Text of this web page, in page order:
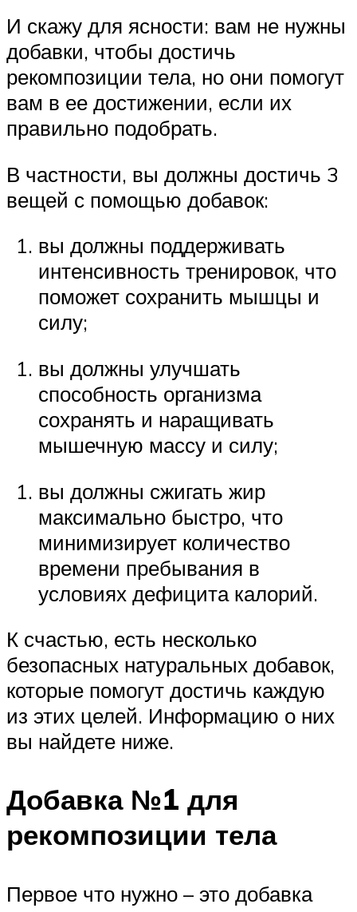
И скажу для ясности: вам не нужны
добавки, чтобы достичь
рекомпозиции тела, но они помогут
вам в ее достижении, если их
правильно подобрать.
В частности, вы должны достичь 3
вещей с помощью добавок:
вы должны поддерживать
интенсивность тренировок, что
поможет сохранить мышцы и
силу;
вы должны улучшать
способность организма
сохранять и наращивать
мышечную массу и силу;
вы должны сжигать жир
максимально быстро, что
минимизирует количество
времени пребывания в
условиях дефицита калорий.
К счастью, есть несколько
безопасных натуральных добавок,
которые помогут достичь каждую
из этих целей. Информацию о них
вы найдете ниже.
Добавка №1 для
рекомпозиции тела
Первое что нужно – это добавка